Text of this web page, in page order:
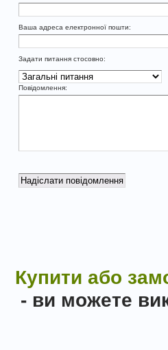
Ваша адреса електронної пошти:
Задати питання стосовно:
Повідомлення:
Купити або
- ви можете